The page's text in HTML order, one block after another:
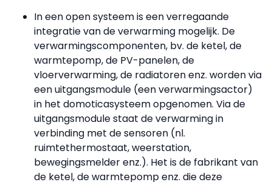
In een open systeem is een verregaande
integratie van de verwarming mogelijk. De
verwarmingscomponenten, bv. de ketel, de
warmtepomp, de PV-panelen, de
vloerverwarming, de radiatoren enz. worden via
een uitgangsmodule (een verwarmingsactor)
in het domoticasysteem opgenomen. Via de
uitgangsmodule staat de verwarming in
verbinding met de sensoren (nl.
ruimtethermostaat, weerstation,
bewegingsmelder enz.). Het is de fabrikant van
de ketel, de warmtepomp enz. die deze